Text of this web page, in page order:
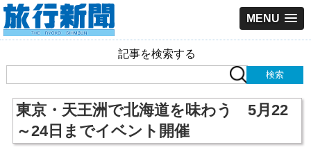
MENU
記事を検索する
東京・天王洲で北海道を味わう 5月22
～24日までイベント開催